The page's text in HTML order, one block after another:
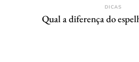
DICAS
Qual a diferença do